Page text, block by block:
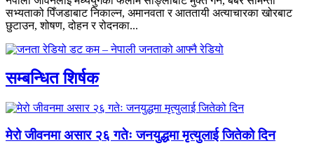
सभ्यताको पिँजडाबाट निकाल्न, अमानवता र आततायी अत्याचारका खोरबाट
छुटाउन, शोषण, दोहन र रोदनका...
सम्बन्धित शिर्षक
मेरो जीवनमा असार २६ गतेः जनयुद्धमा मृत्युलाई जितेको दिन